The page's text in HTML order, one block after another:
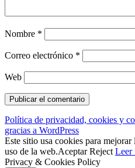
Nombre *
Correo electrónico *
Web
Política de privacidad, cookies y
gracias a WordPress
Este sitio usa cookies para
uso de la web.Aceptar Reject Leer
Privacy & Cookies Policy